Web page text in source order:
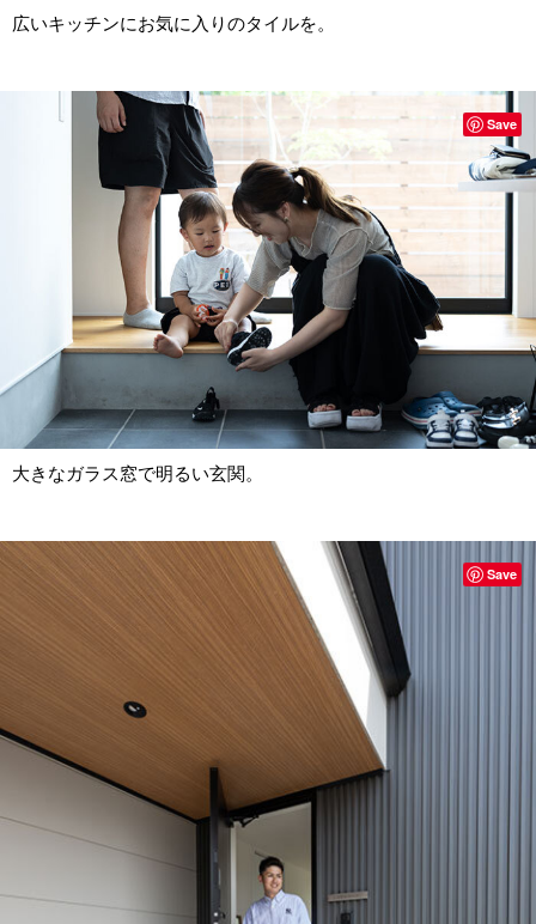
広いキッチンにお気に入りのタイルを。
大きなガラス窓で明るい玄関。
Save
Save